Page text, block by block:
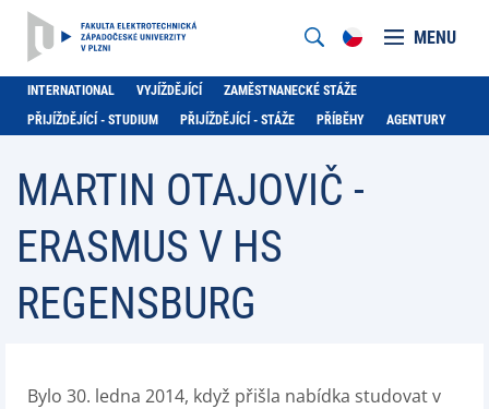
MENU
INTERNATIONAL VYJÍŽDĚJÍCÍ
ZAMĚSTNANECKÉ STÁŽE
PŘIJÍŽDĚJÍCÍ - STUDIUM
PŘIJÍŽDĚJÍCÍ - STÁŽE PŘÍBĚHY AGENTURY
MARTIN OTAJOVIČ -
ERASMUS V HS
REGENSBURG
Bylo 30. ledna 2014, když přišla nabídka studovat v